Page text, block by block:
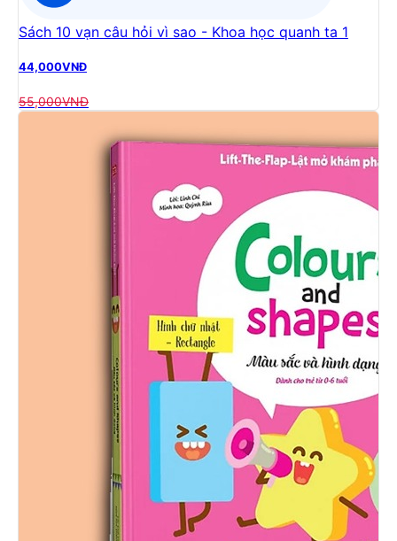
Sách 10 vạn câu hỏi vì sao - Khoa học quanh ta 1
44,000VNĐ
55,000VNĐ